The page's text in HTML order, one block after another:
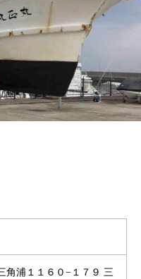
角浦１１６０−１７９ 三